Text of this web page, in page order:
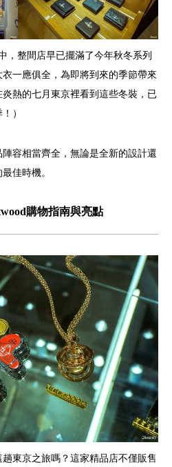
，整間店早已擺滿了今年秋冬系列
一應俱全，為即將到來的季節帶來
熱的七月東京裡看到這些冬裝，已
）
容相當齊全，無論是全新的設計還
佳時機。
購物指南與亮點
東京之旅嗎？這家精品店不僅販售